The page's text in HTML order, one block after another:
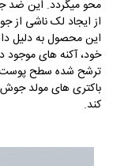
محو میگردد. این ضد
از ایجاد لک ناشی از
این محصول به دلیل
خود، آکنه های
ترشح شده سطح پوست
باکتری های مولد جوش
کند.